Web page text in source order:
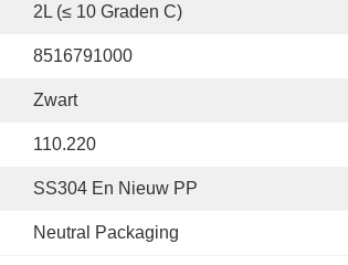
2L (≤ 10 Graden C)
8516791000
Zwart
110.220
SS304 En Nieuw PP
Neutral Packaging